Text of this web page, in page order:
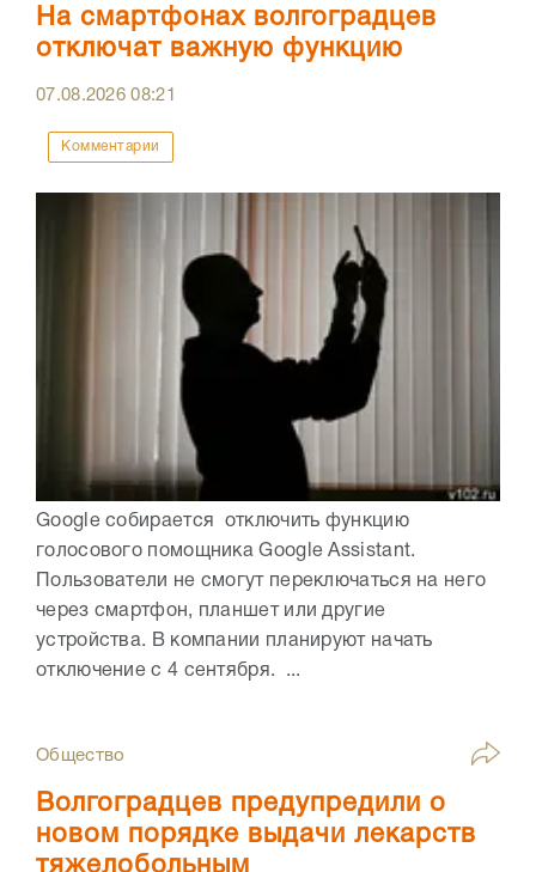
На смартфонах волгоградцев
отключат важную функцию
07.08.202608:21
Комментарии
Google собирается отключить функцию
голосового помощника Google Assistant.
Пользователи не смогут переключаться на него
через смартфон, планшет или другие
устройства. В компании планируют начать
отключение с 4 сентября. ...
Общество
Волгоградцев предупредили о
новом порядке выдачи лекарств
тяжелобольным